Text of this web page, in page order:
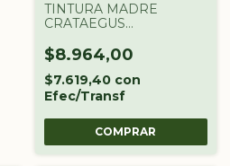
TINTURA MADRE
CRATAEGUS
ARGENTINA X 60 CC
$8.964,00
$7.619,40 con
Efec/Transf